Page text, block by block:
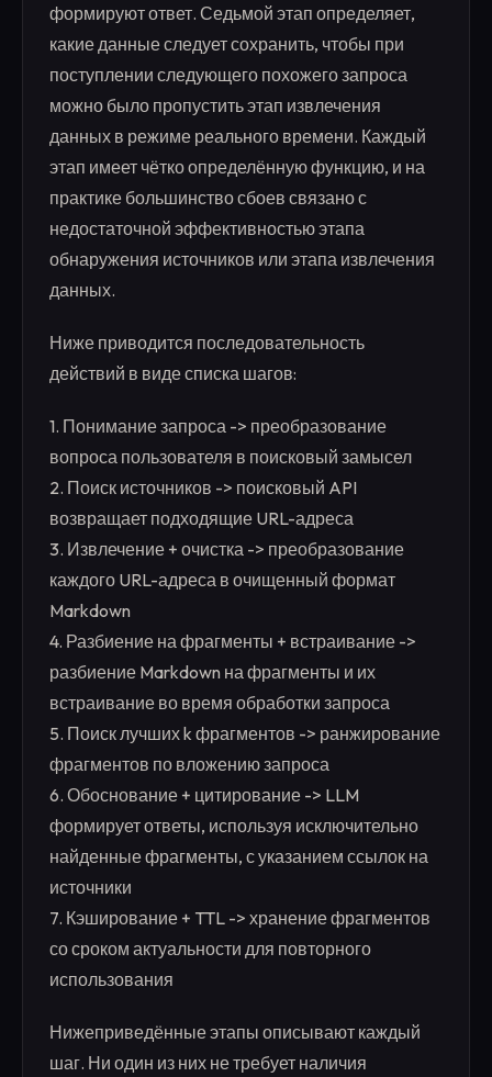
формируют ответ. Седьмой этап определяет,
какие данные следует сохранить, чтобы при
поступлении следующего похожего запроса
можно было пропустить этап извлечения
данных в режиме реального времени. Каждый
этап имеет чётко определённую функцию, и на
практике большинство сбоев связано с
недостаточной эффективностью этапа
обнаружения источников или этапа извлечения
данных.
Ниже приводится последовательность
действий в виде списка шагов:
1. Понимание запроса -> преобразование
вопроса пользователя в поисковый замысел
2. Поиск источников -> поисковый API
возвращает подходящие URL-адреса
3. Извлечение + очистка -> преобразование
каждого URL-адреса в очищенный формат
Markdown
4. Разбиение на фрагменты + встраивание ->
разбиение Markdown на фрагменты и их
встраивание во время обработки запроса
5. Поиск лучших k фрагментов -> ранжирование
фрагментов по вложению запроса
6. Обоснование + цитирование -> LLM
формирует ответы, используя исключительно
найденные фрагменты, с указанием ссылок на
источники
7. Кэширование + TTL -> хранение фрагментов
со сроком актуальности для повторного
использования
Нижеприведённые этапы описывают каждый
шаг. Ни один из них не требует наличия